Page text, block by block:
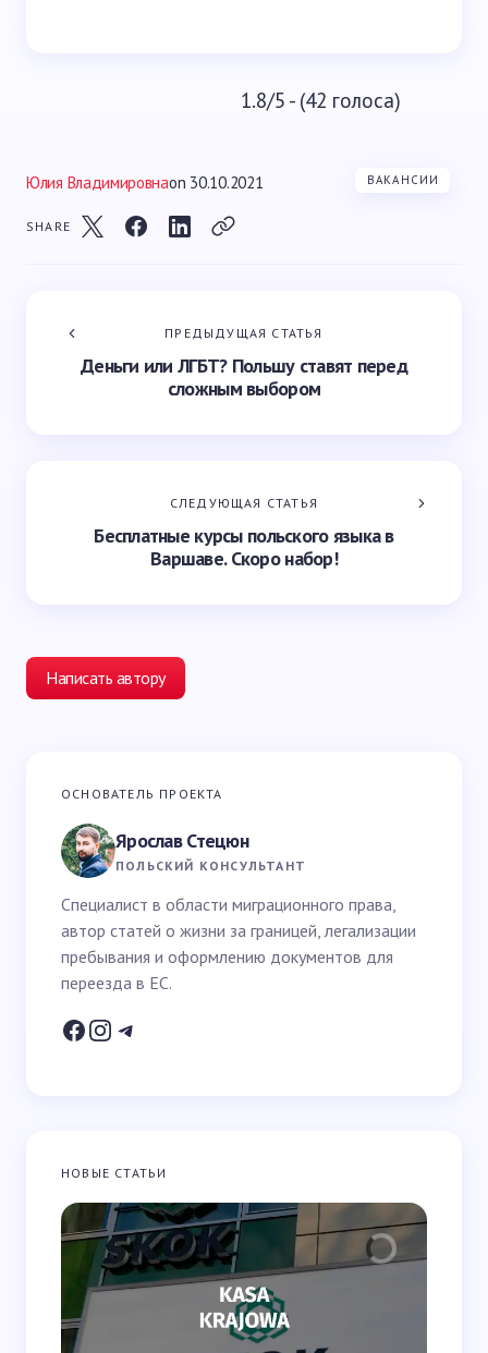
1.8/5 - (42 голоса)
Юлия Владимировнаon 30.10.2021 ВАКАНСИИ
SHARE
ПРЕДЫДУЩАЯ СТАТЬЯ
Деньги или ЛГБТ? Польшу ставят перед
сложным выбором
СЛЕДУЮЩАЯ СТАТЬЯ
Бесплатные курсы польского языка в
Варшаве. Скоро набор!
Написать автору
Ваш адрес email не будет опубликован.
Ваш вопрос *
Ваше имя *
Email *
Запомнить имя и email для следующих
комментариев
Отправить
ОСНОВАТЕЛЬ ПРОЕКТА
Ярослав Стецюн
ПОЛЬСКИЙ КОНСУЛЬТАНТ
Специалист в области миграционного права,
автор статей о жизни за границей, легализации
пребывания и оформлению документов для
переезда в ЕС.
НОВЫЕ СТАТЬИ